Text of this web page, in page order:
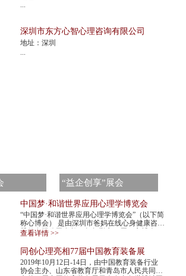
深圳市东方心智心理咨询有限公司
地址：深圳
“益企创享”展会
中国梦·和谐世界应用心理学博览会
“中国梦·和谐世界应用心理学博览会”（以下简
称心博会） 是由深圳市爸妈在线心身健康咨询
股份有限公司发起，每年举办一届。心博会，
不仅是世界民间组织主办的心理学最高级...
查看详情 >>
同创心理亮相77届中国教育装备展
2019年10月12日-14日，由中国教育装备行业
协会主办、山东省教育厅和青岛市人民共同承